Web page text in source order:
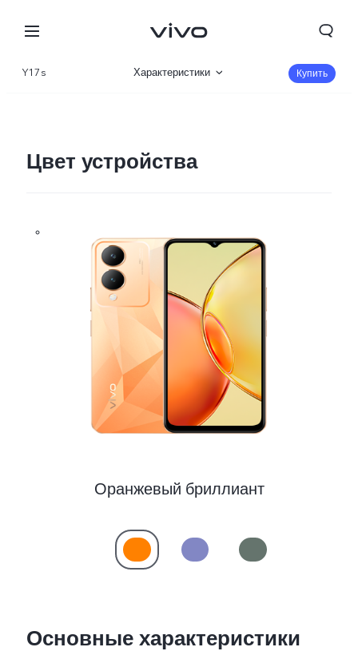
Uzbekistan | Выберите страну/регион
Y17s Характеристики Купить
Цвет устройства
Оранжевый бриллиант
Основные характеристики